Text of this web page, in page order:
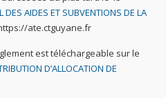
DES AIDES ET SUBVENTIONS DE LA
ate.ctguyane.fr
est téléchargeable sur le
D’ALLOCATION DE